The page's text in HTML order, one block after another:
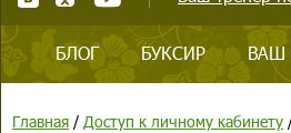
БЛОГ БУКСИР ВАШ
Главная / Доступ к личному кабинету